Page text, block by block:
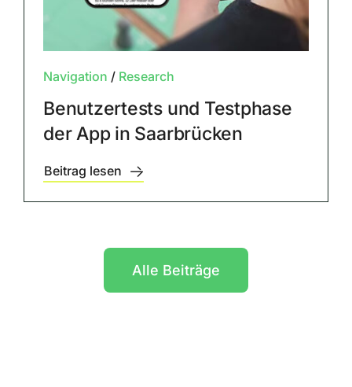
Navigation / Research
Benutzertests und Testphase
der App in Saarbrücken
Beitrag lesen
Alle Beiträge